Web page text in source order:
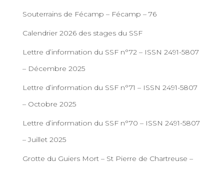
Souterrains de Fécamp – Fécamp – 76
Calendrier 2026 des stages du SSF
Lettre d’information du SSF n°72 – ISSN 2491-5807
– Décembre 2025
Lettre d’information du SSF n°71 – ISSN 2491-5807
– Octobre 2025
Lettre d’information du SSF n°70 – ISSN 2491-5807
– Juillet 2025
Grotte du Guiers Mort – St Pierre de Chartreuse –